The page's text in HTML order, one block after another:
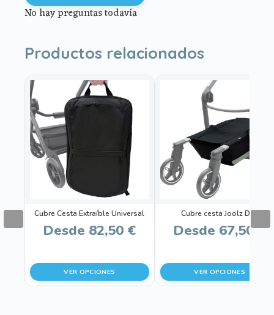
No hay preguntas todavía
Productos relacionados
Cubre Cesta Extraíble Universal
Desde 82,50 €
VER OPCIONES
Este
producto
tiene
múltiples
variantes.
Las
opciones
elegir
página
de
Cubre cesta Joolz Day
Desde 67,50€
VER OPCIONES
variantes.
Las
opciones
página
de